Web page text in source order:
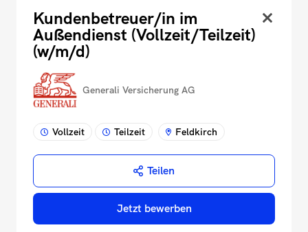
Kundenbetreuer/in im
Außendienst (Vollzeit/Teilzeit)
(w/m/d)
Generali Versicherung AG
Vollzeit Teilzeit Feldkirch
Teilen
Jetzt bewerben